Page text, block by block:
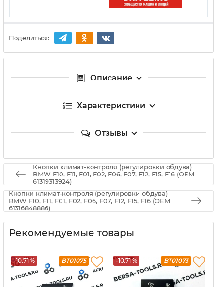
Поделиться:
Описание
Характеристики
Отзывы
Кнопки климат-контроля (регулировки обдува)
BMW F10, F11, F01, F02, F06, F07, F12, F15, F16 (OEM
61319313924)
Кнопки климат-контроля (регулировки обдува)
BMW F10, F11, F01, F02, F06, F07, F12, F15, F16 (OEM
61316848886)
Рекомендуемые товары
-10.71 % BT01075 -10.71 % BT01073